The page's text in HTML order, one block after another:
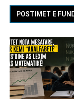
POSTIMET E